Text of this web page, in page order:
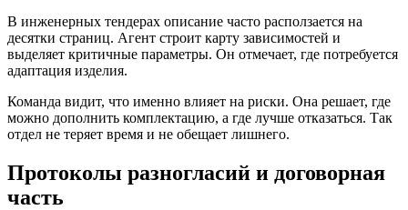
В инженерных тендерах описание часто расползается на
десятки страниц. Агент строит карту зависимостей и
выделяет критичные параметры. Он отмечает, где потребуется
адаптация изделия.
Команда видит, что именно влияет на риски. Она решает, где
можно дополнить комплектацию, а где лучше отказаться. Так
отдел не теряет время и не обещает лишнего.
Протоколы разногласий и договорная
часть